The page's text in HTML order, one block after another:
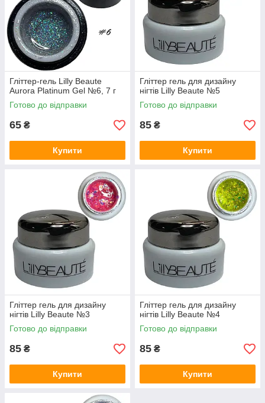
Гліттер-гель Lilly Beaute
Aurora Platinum Gel №6, 7 г
Готово до відправки
65 ₴
Купити
Гліттер гель для дизайну
нігтів Lilly Beaute №5
Готово до відправки
85 ₴
Купити
Гліттер гель для дизайну
нігтів Lilly Beaute №3
Готово до відправки
85 ₴
Купити
Гліттер гель для дизайну
нігтів Lilly Beaute №4
Готово до відправки
85 ₴
Купити